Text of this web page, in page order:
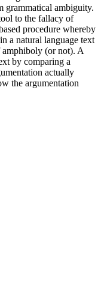
grammatical ambiguity.
to the fallacy of
procedure whereby
a natural language text
amphiboly (or not). A
by comparing a
actually
the argumentation